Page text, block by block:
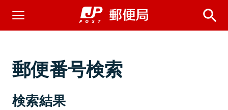
郵便番号検索
検索結果